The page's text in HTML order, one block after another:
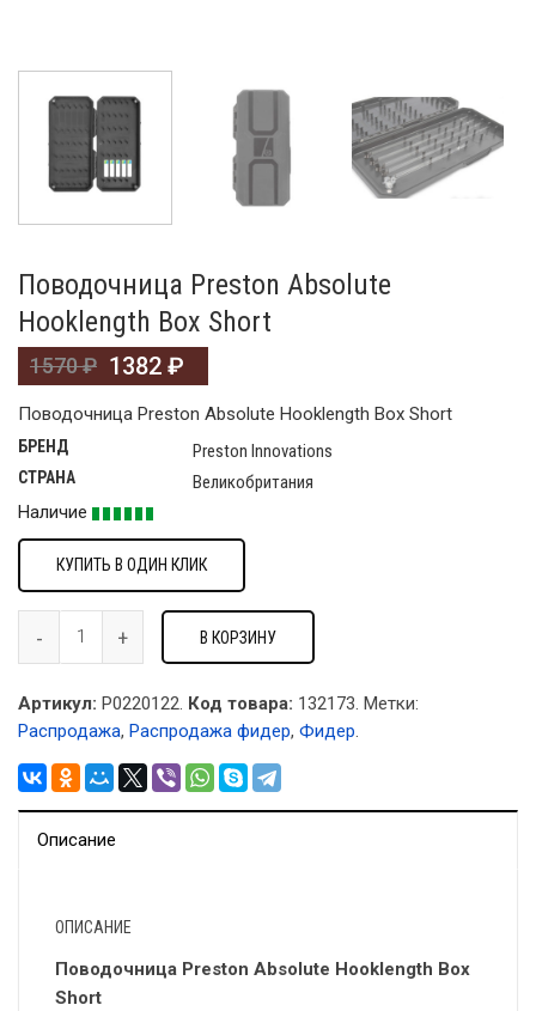
Поводочница Preston Absolute
Hooklength Box Short
1570₽ 1382 ₽
Поводочница Preston Absolute Hooklength Box Short
БРЕНД Preston Innovations
СТРАНА
Великобритания
Наличие
КУПИТЬ В ОДИН КЛИК
В КОРЗИНУ
Артикул: P0220122. Код товара: 132173. Метки:
Распродажа, Распродажа фидер, Фидер.
Описание
ОПИСАНИЕ
Поводочница Preston Absolute Hooklength Box
Short